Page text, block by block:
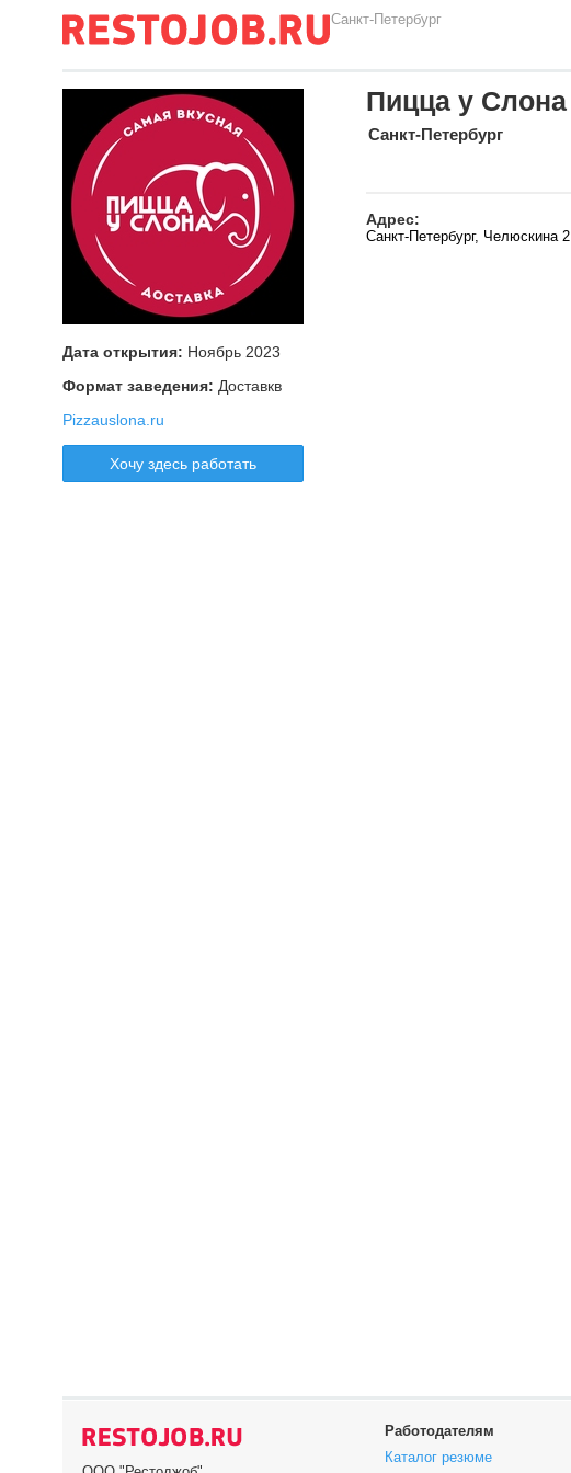
Санкт-Петербург
Пицца у Слона
Санкт-Петербург
Адрес:
Санкт-Петербург, Челюскина 2
Дата открытия: Ноябрь 2023
Формат заведения: Доставкв
Pizzauslona.ru
Хочу здесь работать
Работодателям
Каталог резюме